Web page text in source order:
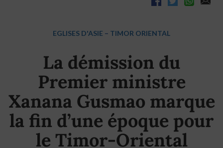
EGLISES D'ASIE – TIMOR ORIENTAL
La démission du
Premier ministre
Xanana Gusmao marque
la fin d’une époque pour
le Timor-Oriental